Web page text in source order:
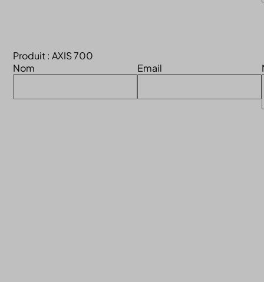
Produit : AXIS 700
Nom
Email